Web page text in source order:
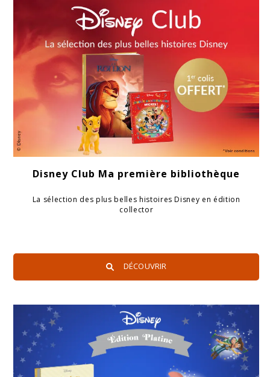
Disney Club Ma première bibliothèque
La sélection des plus belles histoires Disney en édition
collector
DÉCOUVRIR